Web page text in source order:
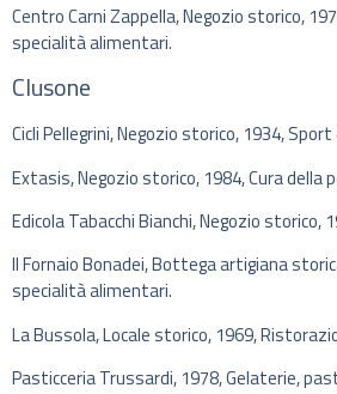
Centro Carni Zappella, Negozio storico,
specialità alimentari.
Clusone
Cicli Pellegrini, Negozio storico, 1934,
Extasis, Negozio storico, 1984, Cura della
Edicola Tabacchi Bianchi, Negozio storico,
Il Fornaio Bonadei, Bottega artigiana
specialità alimentari.
La Bussola, Locale storico, 1969,
Pasticceria Trussardi, 1978, Gelaterie,